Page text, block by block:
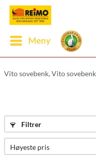
Meny
Vito sovebenk, Vito
Filtrer